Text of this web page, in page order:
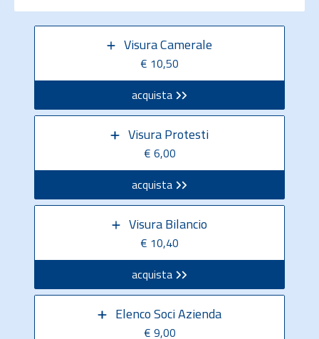
Visura Camerale
€ 10,50
acquista
Visura Protesti
€ 6,00
acquista
Visura Bilancio
€ 10,40
acquista
Elenco Soci Azienda
€ 9,00